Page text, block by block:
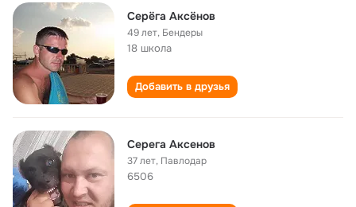
Серёга Аксёнов
49 лет, Бендеры
18 школа
Добавить в друзья
Серега Аксенов
37 лет, Павлодар
6506